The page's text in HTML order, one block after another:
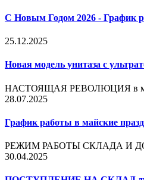
С Новым Годом 2026 - График
25.12.2025
Новая модель унитаза с
НАСТОЯЩАЯ РЕВОЛЮЦИЯ в мире
28.07.2025
График работы в майские
РЕЖИМ РАБОТЫ СКЛАДА И
30.04.2025